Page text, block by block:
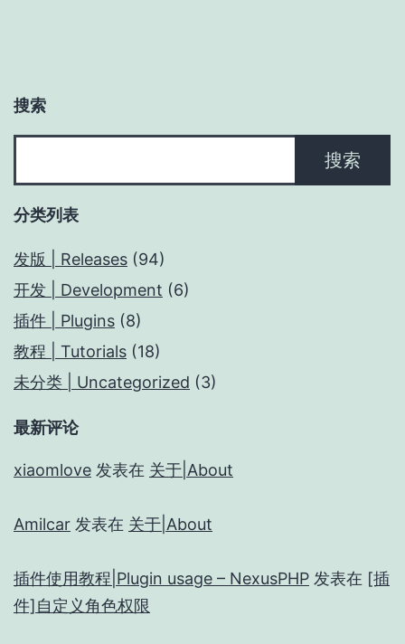
搜索
搜索
分类列表
发版 | Releases (94)
开发 | Development (6)
插件 | Plugins (8)
教程 | Tutorials (18)
未分类 | Uncategorized (3)
最新评论
xiaomlove 发表在 关于|About
Amilcar 发表在 关于|About
插件使用教程|Plugin usage – NexusPHP 发表在 [插
件]自定义角色权限